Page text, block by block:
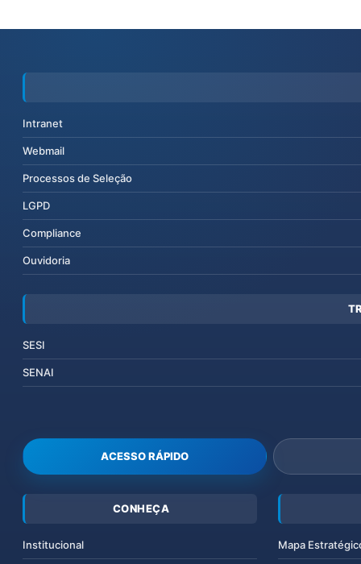
Intranet
Webmail
Processos de Seleção
LGPD
Compliance
Ouvidoria
SESI
SENAI
ACESSO RÁPIDO
CONHEÇA
Institucional Mapa